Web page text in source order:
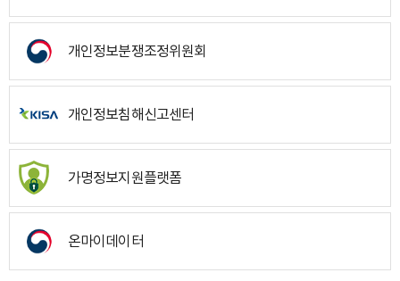
개인정보분쟁조정위원회
개인정보침해신고센터
가명정보지원플랫폼
온마이데이터